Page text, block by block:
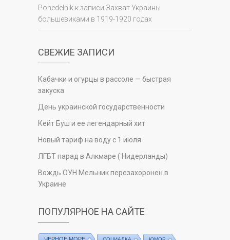
Ponedelnik к записи Захват Украины
большевиками в 1919-1920 годах
СВЕЖИЕ ЗАПИСИ
Кабачки и огурцы в рассоле — быстрая
закуска
День украинской государственности
Кейт Буш и ее легендарный хит
Новый тариф на воду с 1 июля
ЛГБТ парад в Алкмаре ( Нидерланды)
Вождь ОУН Мельник перезахоронен в
Украине
ПОПУЛЯРНОЕ НА САЙТЕ